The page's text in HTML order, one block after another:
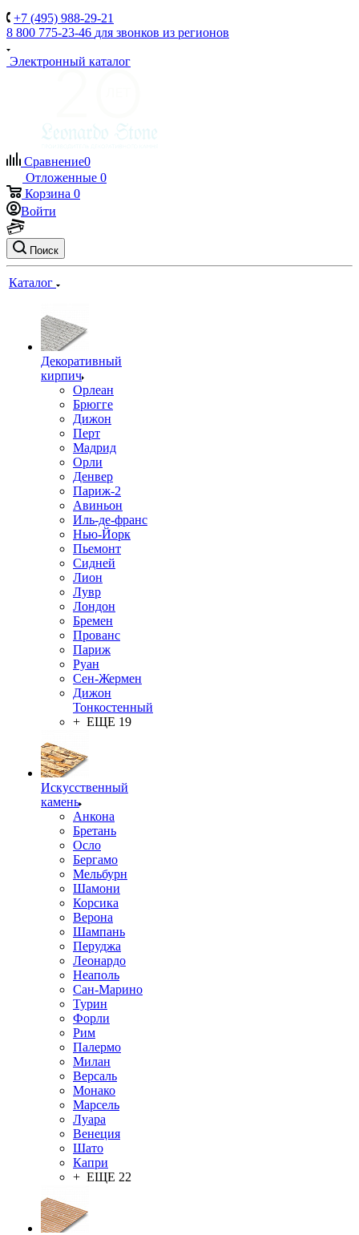
+7 (495) 988-29-21
8 800 775-23-46 для звонков из регионов
Электронный каталог
Сравнение0
Отложенные 0
Корзина 0
Войти
Поиск
Каталог
Декоративный
кирпич
Орлеан
Брюгге
Дижон
Перт
Мадрид
Орли
Денвер
Париж-2
Авиньон
Иль-де-франс
Нью-Йорк
Пьемонт
Сидней
Лион
Лувр
Лондон
Бремен
Прованс
Париж
Руан
Сен-Жермен
Дижон
Тонкостенный
+ ЕЩЕ 19
Искусственный
камень
Анкона
Бретань
Осло
Бергамо
Мельбурн
Шамони
Корсика
Верона
Шампань
Перуджа
Леонардо
Неаполь
Сан-Марино
Турин
Форли
Рим
Палермо
Милан
Версаль
Монако
Марсель
Луара
Венеция
Шато
Капри
+ ЕЩЕ 22